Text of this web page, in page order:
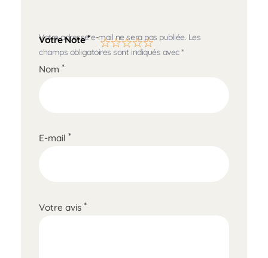
Votre adresse e-mail ne sera pas publiée. Les
champs obligatoires sont indiqués avec*
Nom *
E-mail *
Votre Note*
Votre avis *